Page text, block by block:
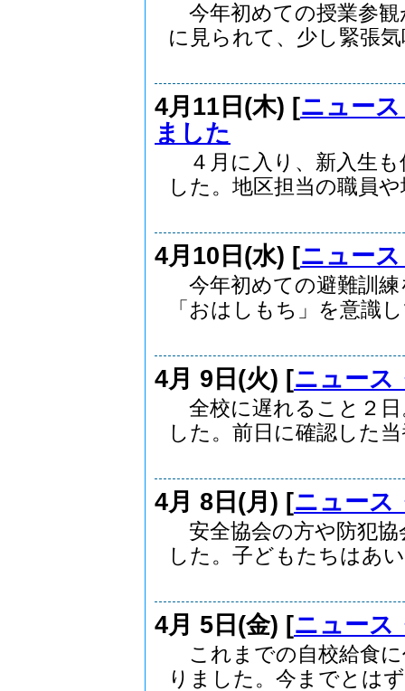
今年初めての授業参
に見られて、少し緊張気
4月11日(木) [ニュー
ました
４月に入り、新入生も
した。地区担当の職員や
4月10日(水) [ニュー
今年初めての避難訓練
「おはしもち」を意識
4月 9日(火) [ニュース
全校に遅れること２日
した。前日に確認した
4月 8日(月) [ニュース
安全協会の方や防犯協
した。子どもたちはあ
4月 5日(金) [ニュース
これまでの自校給食に
りました。今までとは